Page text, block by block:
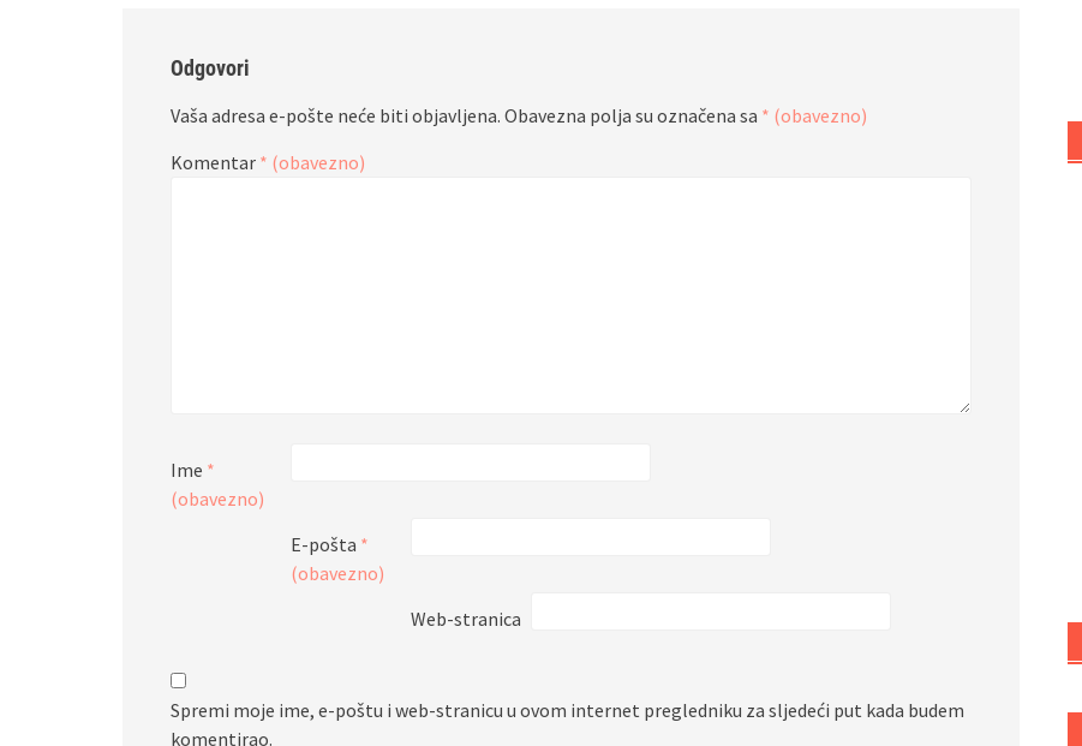
Odgovori
Vaša adresa e-pošte neće biti objavljena. Obavezna polja su označena sa * (obavezno)
Komentar * (obavezno)
Ime *
(obavezno)
E-pošta *
(obavezno)
Web-stranica
Spremi moje ime, e-poštu i web-stranicu u ovom internet pregledniku za sljedeći put kada budem
komentirao.